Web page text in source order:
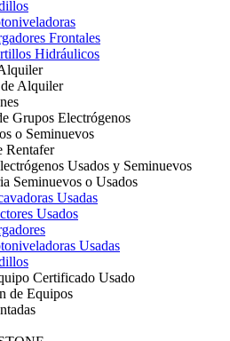
Frontales
Hidráulicos
Alquiler
Grupos Electrógenos
o Seminuevos
Rentafer
Usados y Seminuevos
Seminuevos o Usados
Usadas
Usados
Usadas
Certificado Usado
de Equipos